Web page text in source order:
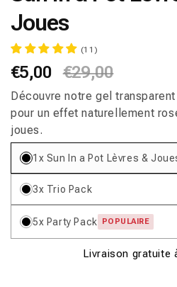
modale
Joues
(11)
Prix
habituel
€5,00 Prix
promotionnel
€29,00
Découvre notre gel
pour un effet naturellement
joues.
1x Sun In a Pot Lèvres &
3x Trio Pack
5x Party Pack POPULAIRE
Livraison gratuite